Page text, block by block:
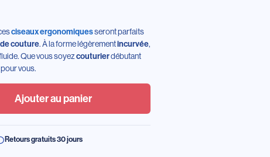
ciseaux ergonomiquesseront parfaits
couture. À la forme légèrementincurvée,
Que vous soyezcouturierdébutant
vous.
Ajouter au panier
Retours gratuits 30 jours